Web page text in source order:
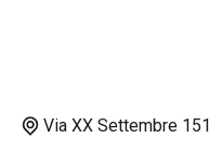
aperitivi;
Via XX Settembre